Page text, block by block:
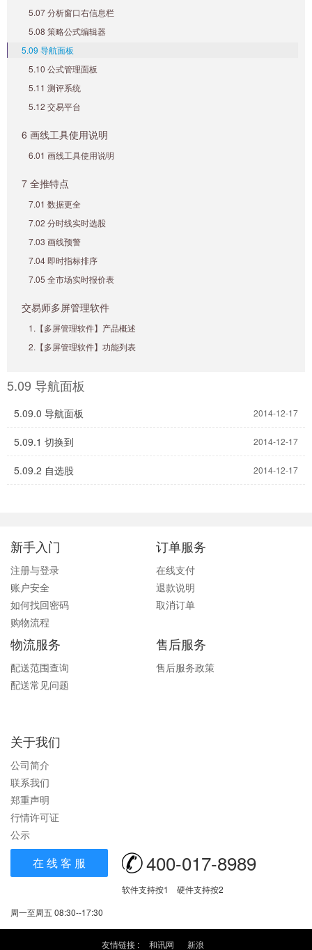
5.07 分析窗口右信息栏
5.08 策略公式编辑器
5.09 导航面板
5.10 公式管理面板
5.11 测评系统
5.12 交易平台
6 画线工具使用说明
6.01 画线工具使用说明
7 全推特点
7.01 数据更全
7.02 分时线实时选股
7.03 画线预警
7.04 即时指标排序
7.05 全市场实时报价表
交易师多屏管理软件
1.【多屏管理软件】产品概述
2.【多屏管理软件】功能列表
5.09 导航面板
5.09.0 导航面板 2014-12-17
5.09.1 切换到 2014-12-17
5.09.2 自选股 2014-12-17
新手入门
注册与登录
账户安全
如何找回密码
购物流程
订单服务
在线支付
退款说明
取消订单
物流服务
配送范围查询
配送常见问题
售后服务
售后服务政策
关于我们
公司简介
联系我们
郑重声明
行情许可证
公示
在 线 客 服 400-017-8989
软件支持按1 硬件支持按2
周一至周五 08:30--17:30
友情链接 : 和讯网 新浪